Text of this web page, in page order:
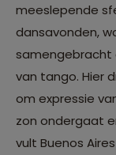
meeslepende
dansavonden,
samengebracht
van tango. Hier
om expressie
zon ondergaat
vult Buenos